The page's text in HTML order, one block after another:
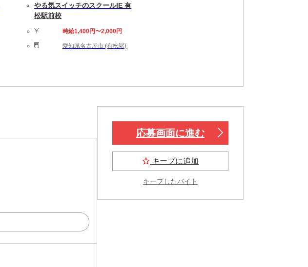
やる気スイッチのスクールIE 有
松駅前校
時給1,400円〜2,000円
愛知県名古屋市 (有松駅)
応募画面に進む
キープに追加
キープしたバイト